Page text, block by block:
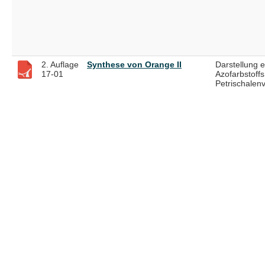
2. Auflage
17-01
Synthese von Orange II
Darstellung